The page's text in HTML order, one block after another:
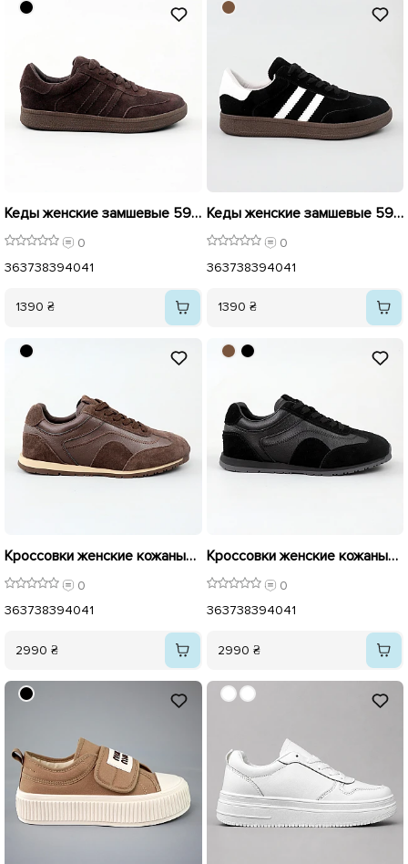
Кеды женские замшевые 596024 Шоколад
0
363738394041
1390 ₴
Кеды женские замшевые 596023 Черные
0
363738394041
1390 ₴
Кроссовки женские кожаные 596014 Коричневые
0
363738394041
2990 ₴
Кроссовки женские кожаные 596015 Черные
0
363738394041
2990 ₴